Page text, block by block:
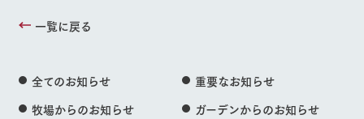
一覧に戻る
全てのお知らせ
重要なお知らせ
牧場からのお知らせ
ガーデンからのお知らせ